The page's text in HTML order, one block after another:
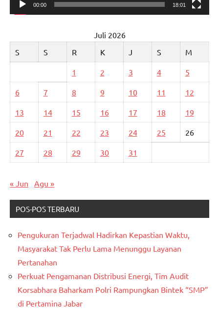
00:00 18:01
Juli 2026
S
S R K J S M
1 2 3 4 5
6 7 8 9 10 11 12
13 14 15 16 17 18 19
20 21 22 23 24 25 26
27 28 29 30 31
« Jun Agu »
POS-POS TERBARU
Pengukuran Terjadwal Hadirkan Kepastian Waktu,
Masyarakat Tak Perlu Lama Menunggu Layanan
Pertanahan
Perkuat Pengamanan Distribusi Energi, Tim Audit
Korsabhara Baharkam Polri Rampungkan Bintek “SMP”
di Pertamina Jabar